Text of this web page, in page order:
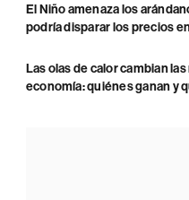
El Niño amenaza los
podría disparar los precios
Las olas de calor cambian
economía: quiénes ganan y